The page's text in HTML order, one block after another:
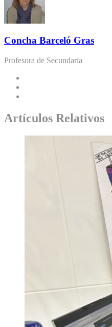
Concha Barceló Gras
Profesora de Secundaria
Artículos Relativos